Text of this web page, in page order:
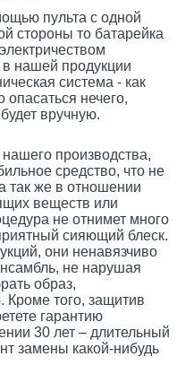
пульта с одной
стороны то батарейка
в нашей продукции
система - как
опасаться нечего,
вручную.
производства,
средство, что не
так же в отношении
веществ или
не отнимет много
сияющий блеск.
они ненавязчиво
не нарушая
образ,
того, защитив
гарантию
30 лет – длительный
замены какой-нибудь